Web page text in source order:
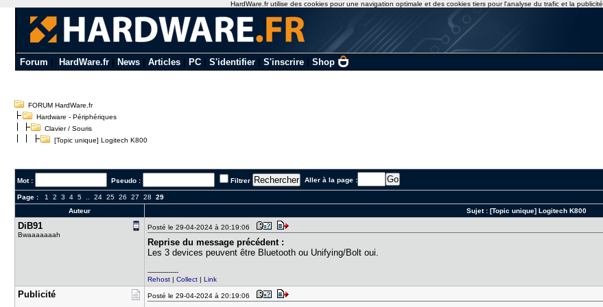
Forum HardWare.fr| News| Articles| PC| S'identifier| S'inscrire| Shop
FORUM HardWare.fr
Hardware - Périphériques
Clavier / Souris
[Topic unique] Logitech K800
Mot : Pseudo : Filtrer Aller à la page :
Page : 1 2 3 4 5 ..24 25 26 27 28 29
Auteur
Sujet :[Topic unique] Logitech K800
DiB91
Bwaaaaaaah
Posté le 29-04-2024 à 20:19:06
Reprise du message précédent :
Les 3 devices peuvent être Bluetooth ou Unifying/Bolt oui.
---------------
Rehost |Collect |Link
Publicité Posté le 29-04-2024 à 20:19:06
HardWare.fr utilise des cookies pour une navigation optimale et des cookies tiers pour l'analyse du trafic et la publicité